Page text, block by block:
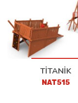
TİTANİK
NAT515